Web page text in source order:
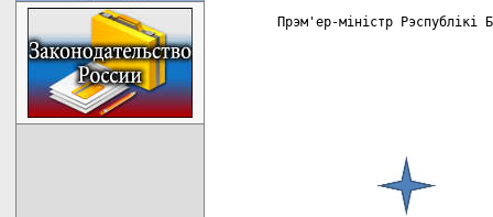
Прэм'ер-мiнiстр